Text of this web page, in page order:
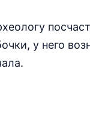
у него